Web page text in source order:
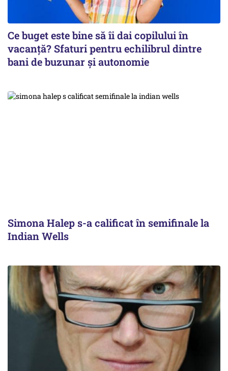
Ce buget este bine să îi dai copilului în
vacanță? Sfaturi pentru echilibrul dintre
bani de buzunar și autonomie
Simona Halep s-a calificat în semifinale la
Indian Wells